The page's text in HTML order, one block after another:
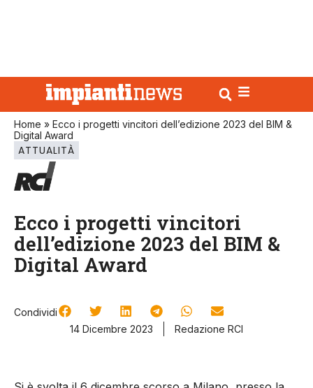
Home » Ecco i progetti vincitori dell’edizione 2023 del BIM &
Digital Award
ATTUALITÀ
Ecco i progetti vincitori
dell’edizione 2023 del BIM &
Digital Award
Condividi
14 Dicembre 2023
Redazione RCI